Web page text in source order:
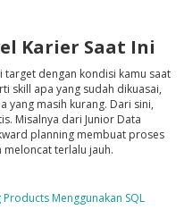
Karier Saat Ini
target dengan kondisi kamu saat
skill apa yang sudah dikuasai,
yang masih kurang. Dari sini,
Misalnya dari Junior Data
planning membuat proses
terlalu jauh.
Menggunakan SQL